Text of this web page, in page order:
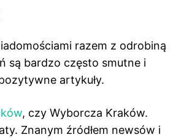
razem z odrobiną
są bardzo często smutne i
artykuły.
, czy Wyborcza Kraków.
Znanym źródłem newsów i